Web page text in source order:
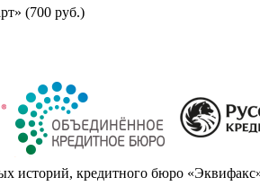
(700 руб.)
историй, кредитного бюро